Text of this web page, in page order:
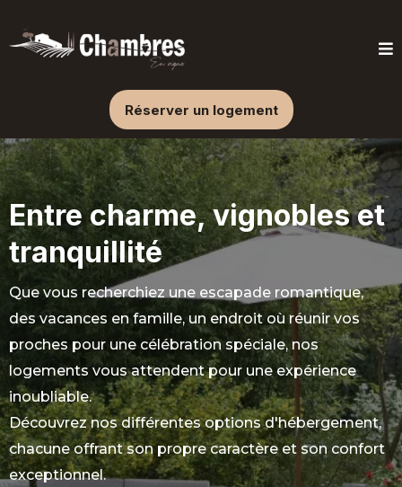
Réserver un logement
Entre charme, vignobles et
tranquillité
Que vous recherchiez une escapade romantique,
des vacances en famille, un endroit où réunir vos
proches pour une célébration spéciale, nos
logements vous attendent pour une expérience
inoubliable.
Découvrez nos différentes options d'hébergement,
chacune offrant son propre caractère et son confort
exceptionnel.